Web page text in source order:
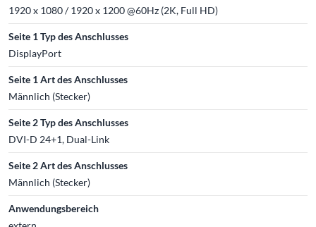
1920 x 1080 / 1920 x 1200 @60Hz (2K, Full HD)
Seite 1 Typ des Anschlusses
DisplayPort
Seite 1 Art des Anschlusses
Männlich (Stecker)
Seite 2 Typ des Anschlusses
DVI-D 24+1, Dual-Link
Seite 2 Art des Anschlusses
Männlich (Stecker)
Anwendungsbereich